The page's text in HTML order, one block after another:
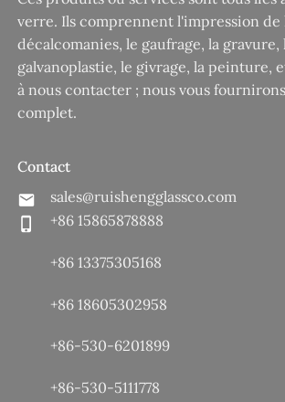
verre. Ils comprennent l'impression de
décalcomanies, le gaufrage, la gravure,
galvanoplastie, le givrage, la peinture,
à nous contacter ; nous vous
complet.
Contact
sales@ruishengglassco.com
+86 15865878888
+86 13375305168
+86 18605302958
+86-530-6201899
+86-530-5111778